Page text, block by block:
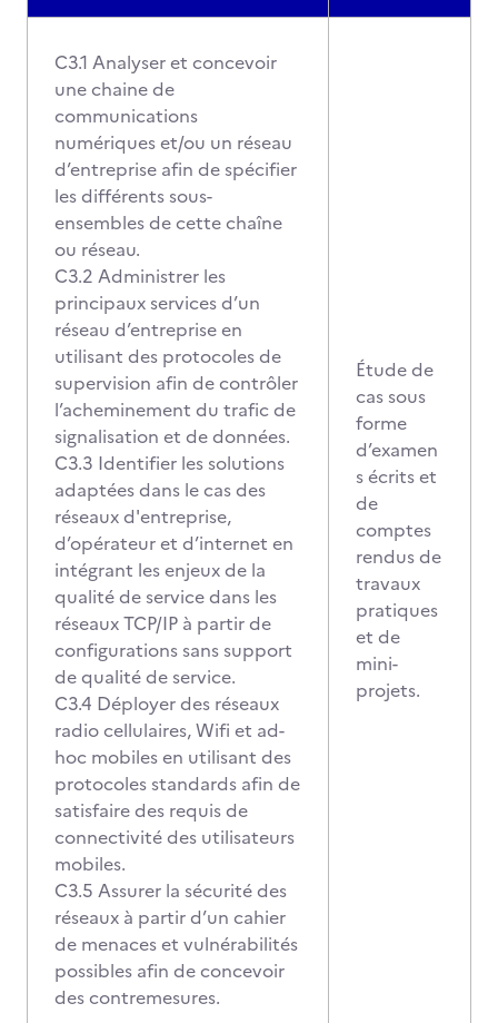
C3.1 Analyser et concevoir
une chaine de
communications
numériques et/ou un réseau
d’entreprise afin de spécifier
les différents sous-
ensembles de cette chaîne
ou réseau.
C3.2 Administrer les
principaux services d’un
réseau d’entreprise en
utilisant des protocoles de
supervision afin de contrôler
l’acheminement du trafic de
signalisation et de données.
C3.3 Identifier les solutions
adaptées dans le cas des
réseaux d'entreprise,
d’opérateur et d’internet en
intégrant les enjeux de la
qualité de service dans les
réseaux TCP/IP à partir de
configurations sans support
de qualité de service.
C3.4 Déployer des réseaux
radio cellulaires, Wifi et ad-
hoc mobiles en utilisant des
protocoles standards afin de
satisfaire des requis de
connectivité des utilisateurs
mobiles.
C3.5 Assurer la sécurité des
réseaux à partir d’un cahier
de menaces et vulnérabilités
possibles afin de concevoir
des contremesures.
Étude de
cas sous
forme
d’examen
s écrits et
de
comptes
rendus de
travaux
pratiques
et de
mini-
projets.